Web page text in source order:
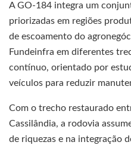
A GO-184 integra um
priorizadas em regiões
de escoamento do
Fundeinfra em diferentes
contínuo, orientado por
veículos para reduzir
Com o trecho restaurado
Cassilândia, a rodovia
de riquezas e na integração